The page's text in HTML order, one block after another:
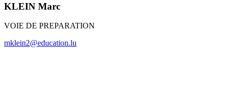
KLEIN Marc
VOIE DE PREPARATION
mklein2@education.lu